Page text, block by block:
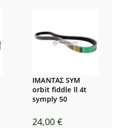
ΙΜΑΝΤΑΣ SYM
orbit fiddle ll 4t
symply 50
24,00 €